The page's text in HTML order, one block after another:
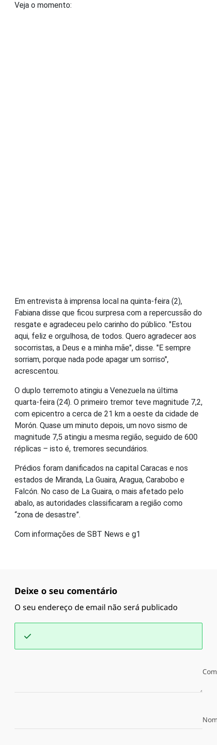
Veja o momento:
Em entrevista à imprensa local na quinta-feira (2),
Fabiana disse que ficou surpresa com a repercussão do
resgate e agradeceu pelo carinho do público. "Estou
aqui, feliz e orgulhosa, de todos. Quero agradecer aos
socorristas, a Deus e a minha mãe", disse. "E sempre
sorriam, porque nada pode apagar um sorriso",
acrescentou.
O duplo terremoto atingiu a Venezuela na última
quarta-feira (24). O primeiro tremor teve magnitude 7,2,
com epicentro a cerca de 21 km a oeste da cidade de
Morón. Quase um minuto depois, um novo sismo de
magnitude 7,5 atingiu a mesma região, seguido de 600
réplicas – isto é, tremores secundários.
Prédios foram danificados na capital Caracas e nos
estados de Miranda, La Guaira, Aragua, Carabobo e
Falcón. No caso de La Guaira, o mais afetado pelo
abalo, as autoridades classificaram a região como
“zona de desastre”.
Com informações de SBT News e g1
Deixe o seu comentário
O seu endereço de email não será publicado